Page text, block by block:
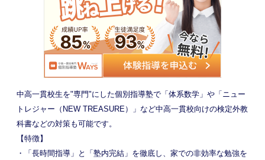
中高一貫校生を"専門"にした個別指導塾で「体系数学」や「ニュー
トレジャー（NEW TREASURE）」など中高一貫校向けの検定外教
科書などの対策も可能です。
【特徴】
・「長時間指導」と「塾内完結」を徹底し、家での非効率な勉強を